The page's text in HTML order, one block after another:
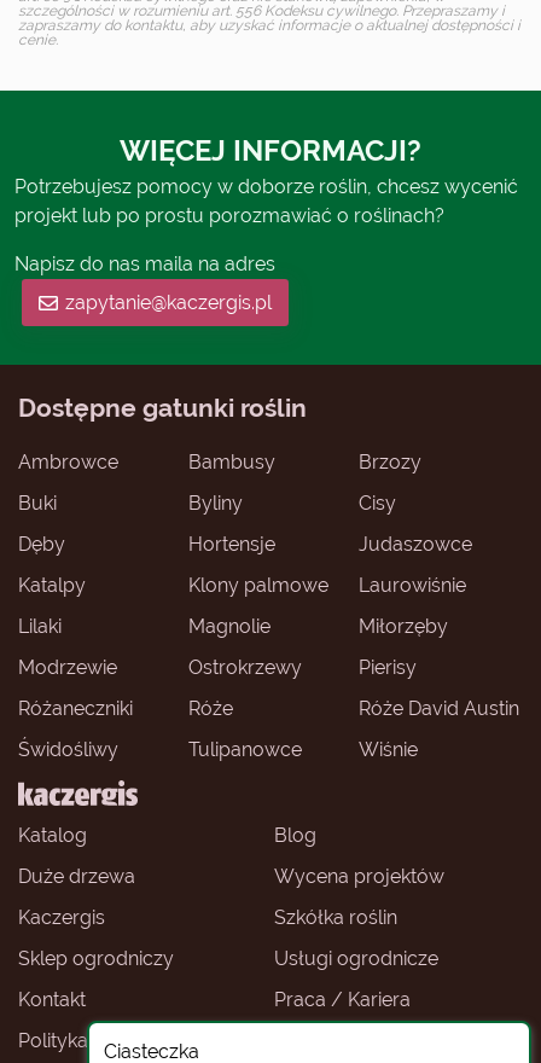
Ciasteczka
szczególności w rozumieniu art. 556 Kodeksu cywilnego. Przepraszamy i
zapraszamy do kontaktu, aby uzyskać informacje o aktualnej dostępności i
cenie.
WIĘCEJ INFORMACJI?
Potrzebujesz pomocy w doborze roślin, chcesz wycenić
projekt lub po prostu porozmawiać o roślinach?
Napisz do nas maila na adres
zapytanie@kaczergis.pl
Katalog
Blog
Duże drzewa
Wycena projektów
Kaczergis
Szkółka roślin
Sklep ogrodniczy
Usługi ogrodnicze
Kontakt
Praca / Kariera
Polityka prywatności
Dostępne gatunki roślin
Ambrowce Bambusy
Brzozy
Buki
Byliny
Cisy
Dęby
Hortensje
Judaszowce
Katalpy
Klony palmowe
Laurowiśnie
Lilaki
Magnolie
Miłorzęby
Modrzewie
Ostrokrzewy
Pierisy
Różaneczniki
Róże
Róże David Austin
Świdośliwy
Tulipanowce Wiśnie